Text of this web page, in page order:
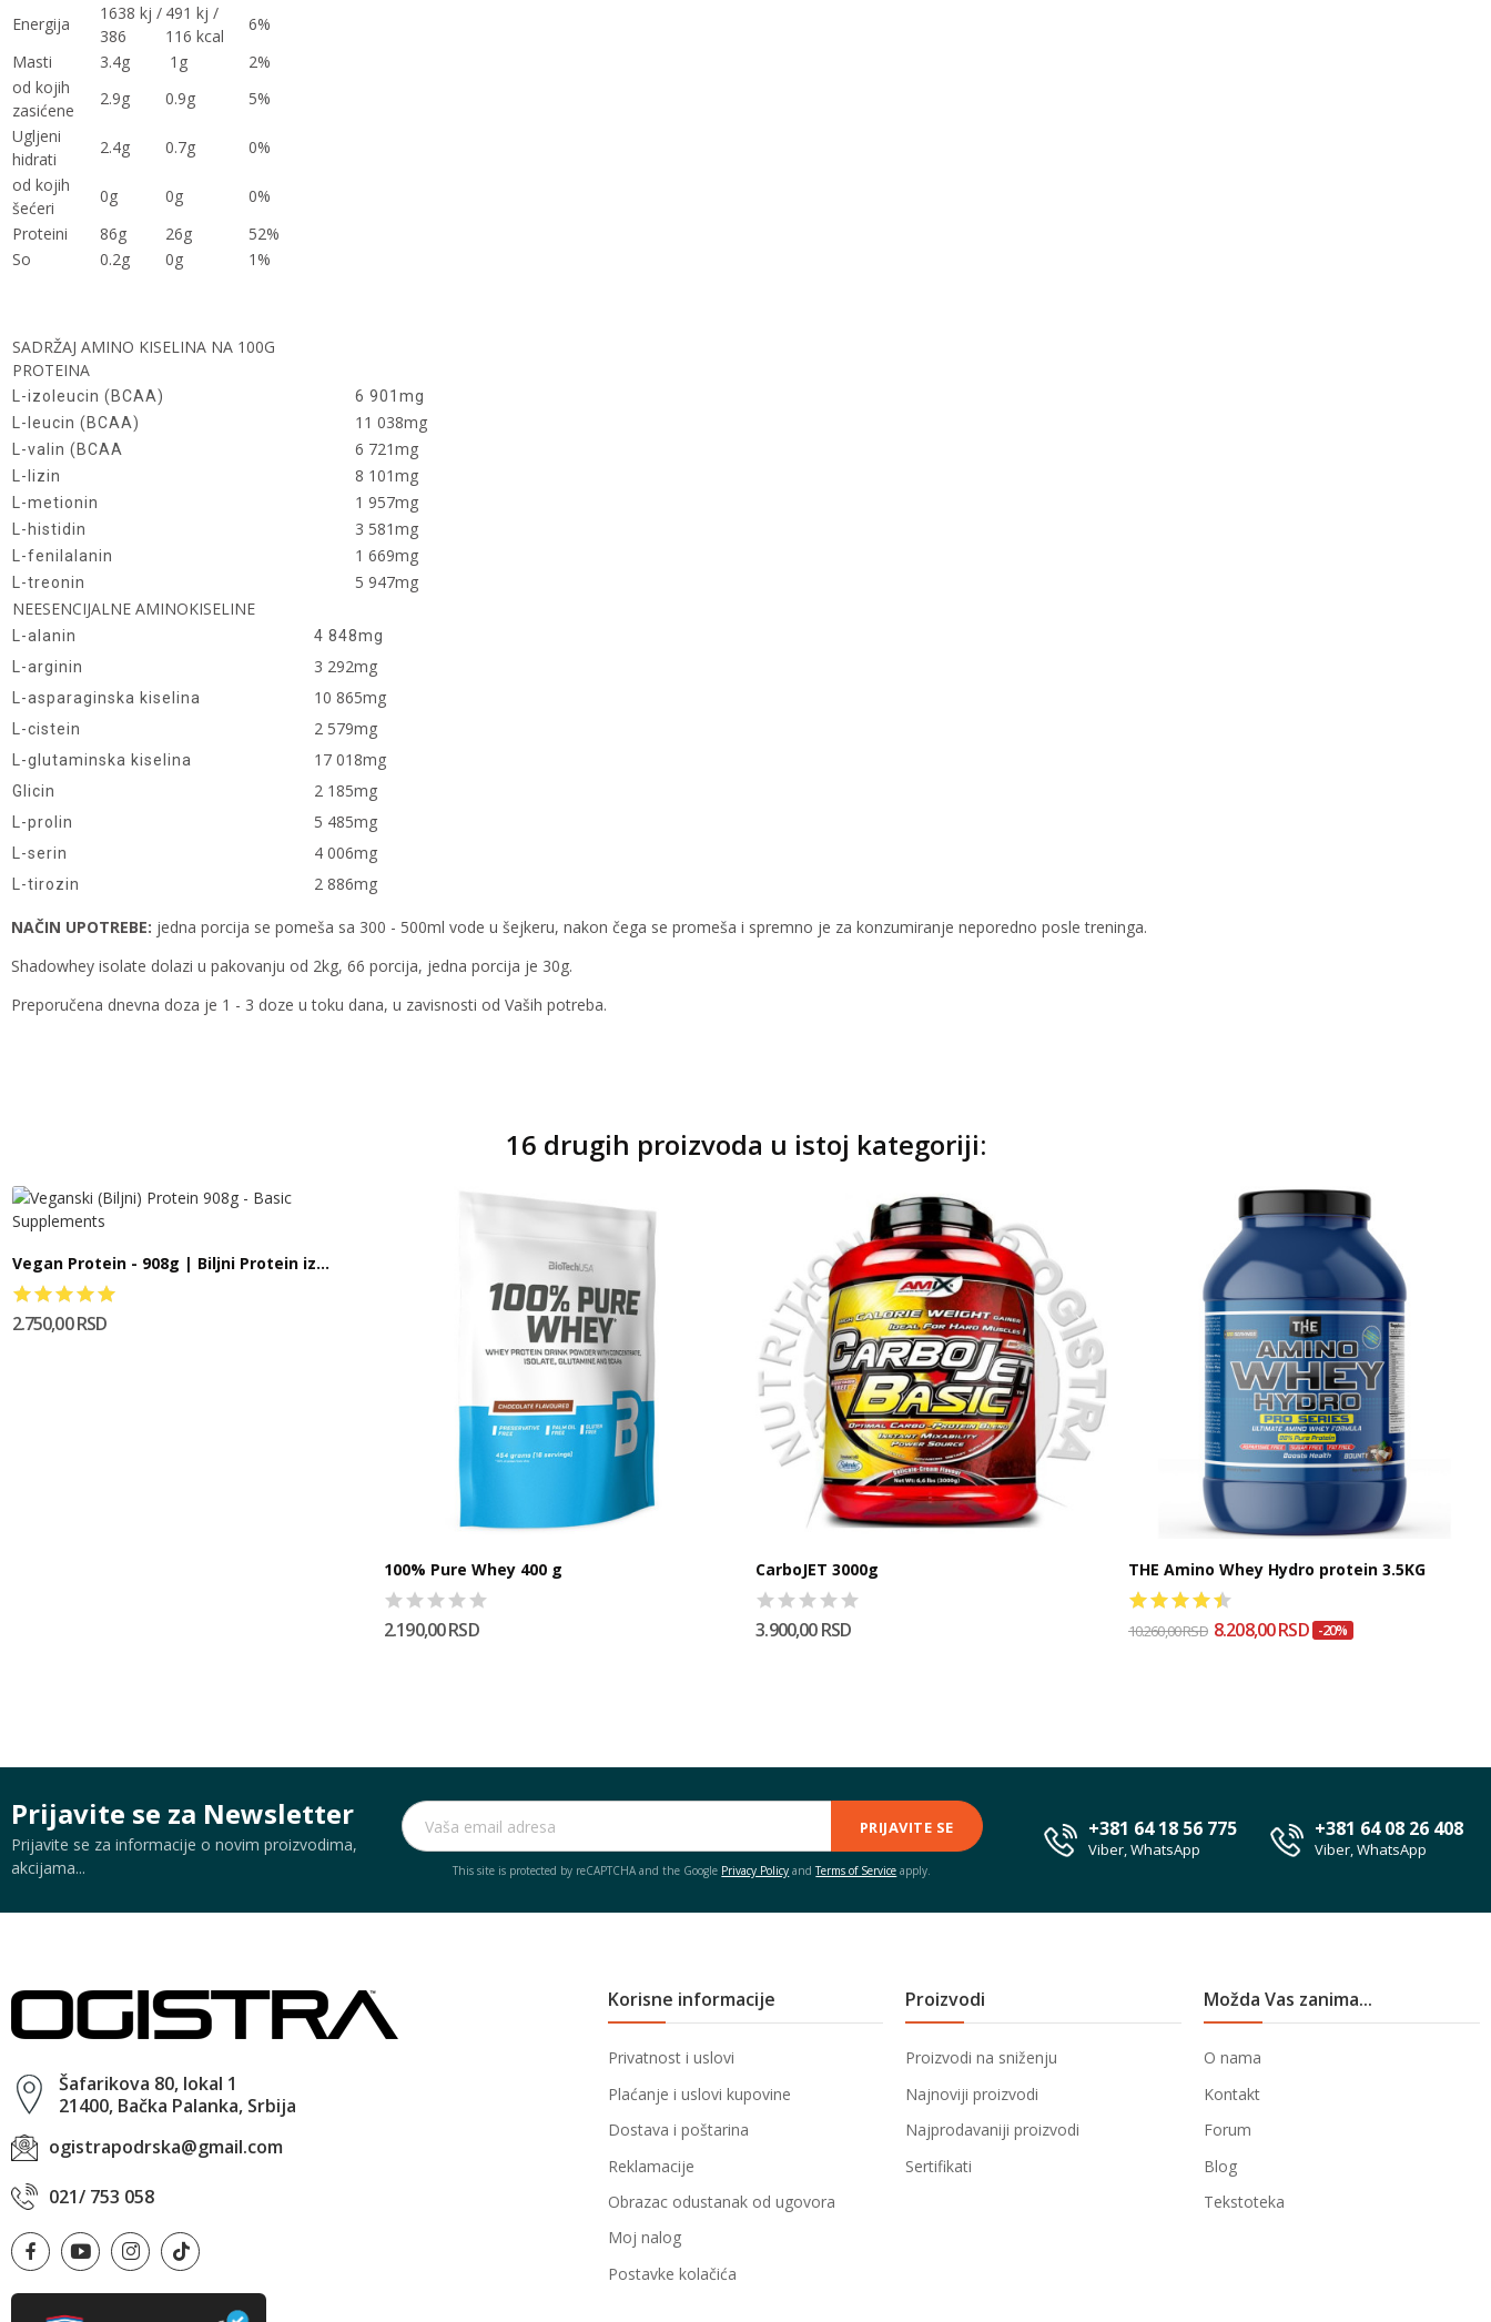
Energija
1638 kj /
386
491 kj /
116 kcal
6%
Masti
3.4g 1g
2%
od kojih
zasićene
2.9g 0.9g
5%
Ugljeni
hidrati
2.4g 0.7g
0%
od kojih
šećeri
0g 0g
0%
Proteini
86g 26g
52%
So
0.2g 0g 1%
SADRŽAJ AMINO KISELINA NA 100G
PROTEINA
L-izoleucin (BCAA)
6 901mg
L-leucin (BCAA)
11 038mg
L-valin (BCAA 6 721mg
L-lizin 8 101mg
L-metionin 1 957mg
L-histidin 3 581mg
L-fenilalanin 1 669mg
L-treonin
5 947mg
NEESENCIJALNE AMINOKISELINE
L-alanin
4 848mg
L-arginin
3 292mg
L-asparaginska kiselina 10 865mg
L-cistein 2 579mg
L-glutaminska kiselina 17 018mg
Glicin 2 185mg
L-prolin 5 485mg
L-serin 4 006mg
L-tirozin 2 886mg
NAČIN UPOTREBE: jedna porcija se pomeša sa 300 - 500ml vode u šejkeru, nakon čega se promeša i spremno je za konzumiranje neporedno posle treninga.
Shadowhey isolate dolazi u pakovanju od 2kg, 66 porcija, jedna porcija je 30g.
Preporučena dnevna doza je 1 - 3 doze u toku dana, u zavisnosti od Vaših potreba.
16 drugih proizvoda u istoj kategoriji:
Vegan Protein - 908g | Biljni Protein iz...
2.750,00 RSD
100% Pure Whey 400 g
2.190,00 RSD
CarboJET 3000g
3.900,00 RSD
THE Amino Whey Hydro protein 3.5KG
10.260,00 RSD 8.208,00 RSD -20%
Prijavite se za Newsletter
Prijavite se za informacije o novim proizvodima,
akcijama...
PRIJAVITE SE
This site is protected by reCAPTCHA and the Google Privacy Policy andTerms of Service apply.
+381 64 18 56 775
Viber, WhatsApp
+381 64 08 26 408
Viber, WhatsApp
Šafarikova 80, lokal 1
21400, Bačka Palanka, Srbija
ogistrapodrska@gmail.com
021/ 753 058
Korisne informacije
Privatnost i uslovi
Plaćanje i uslovi kupovine
Dostava i poštarina
Reklamacije
Obrazac odustanak od ugovora
Moj nalog
Postavke kolačića
Proizvodi
Proizvodi na sniženju
Najnoviji proizvodi
Najprodavaniji proizvodi
Sertifikati
Možda Vas zanima...
O nama
Kontakt
Forum
Blog
Tekstoteka